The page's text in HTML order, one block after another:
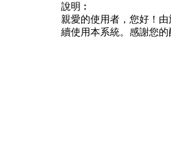
說明︰
親愛的使用者，您好！
續使用本系統。感謝您的